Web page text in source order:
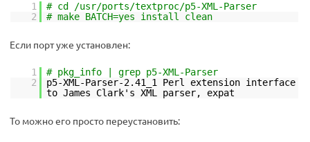
1
# cd /usr/ports/textproc/p5-XML-Parser
2
# make BATCH=yes install clean
Если порт уже установлен:
1
# pkg_info | grep p5-XML-Parser
2
p5-XML-Parser-2.41_1 Perl extension interface
to James Clark's XML parser, expat
То можно его просто переустановить: